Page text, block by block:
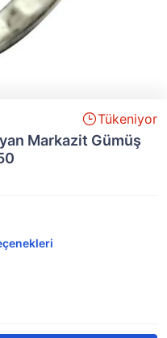
Tükeniyor
Markazit Gümüş